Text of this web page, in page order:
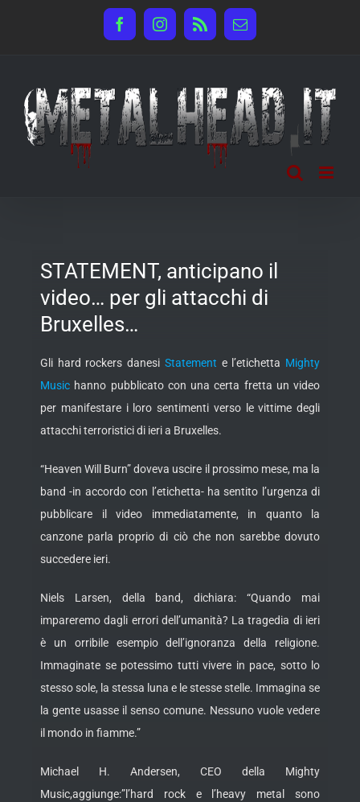
FacebookInstagram
Rss Email
STATEMENT, anticipano il
video… per gli attacchi di
Bruxelles…
Gli hard rockers danesi Statement e l’etichetta Mighty
Music hanno pubblicato con una certa fretta un video
per manifestare i loro sentimenti verso le vittime degli
attacchi terroristici di ieri a Bruxelles.
“Heaven Will Burn” doveva uscire il prossimo mese, ma la
band -in accordo con l’etichetta- ha sentito l’urgenza di
pubblicare il video immediatamente, in quanto la
canzone parla proprio di ciò che non sarebbe dovuto
succedere ieri.
Niels Larsen, della band, dichiara: “Quando mai
impareremo dagli errori dell’umanità? La tragedia di ieri
è un orribile esempio dell’ignoranza della religione.
Immaginate se potessimo tutti vivere in pace, sotto lo
stesso sole, la stessa luna e le stesse stelle. Immagina se
la gente usasse il senso comune. Nessuno vuole vedere
il mondo in fiamme.”
Michael H. Andersen, CEO della Mighty
Music,aggiunge:”l’hard rock e l’heavy metal sono